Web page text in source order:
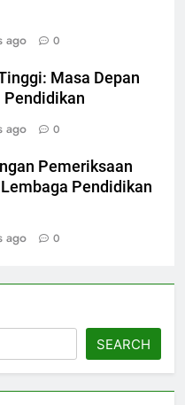
ago 0
Masa Depan
ago 0
Pemeriksaan
Pendidikan
ago 0
SEARCH